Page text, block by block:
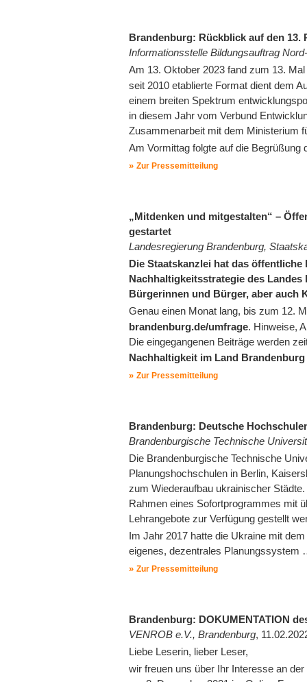
Brandenburg: Rückblick auf den
Informationsstelle Bildungsauftrag
Am 13. Oktober 2023 fand zum 13.
seit 2010 etablierte Format dient dem
einem breiten Spektrum
in diesem Jahr vom Verbund
Zusammenarbeit mit dem Ministerium
Am Vormittag folgte auf die
Zur Pressemitteilung
„Mitdenken und mitgestalten“ –
gestartet
Landesregierung Brandenburg,
Die Staatskanzlei hat das
Nachhaltigkeitsstrategie des
Bürgerinnen und Bürger, aber auch
Genau einen Monat lang, bis zum 12.
brandenburg.de/umfrage. Hinweise,
Die eingegangenen Beiträge werden
Nachhaltigkeit im Land
Zur Pressemitteilung
Brandenburg: Deutsche
Brandenburgische Technische
Die Brandenburgische Technische
Planungshochschulen in Berlin,
zum Wiederaufbau ukrainischer
Rahmen eines Sofortprogrammes mit
Lehrangebote zur Verfügung gestellt
Im Jahr 2017 hatte die Ukraine mit
eigenes, dezentrales Planungssystem
Zur Pressemitteilung
Brandenburg: DOKUMENTATION
VENROB e.V., Brandenburg,
Liebe Leserin, lieber Leser,
wir freuen uns über Ihr Interesse an